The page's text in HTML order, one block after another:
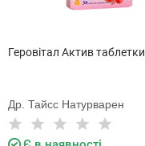
Геровітал Актив
Др. Тайсс Натурварен